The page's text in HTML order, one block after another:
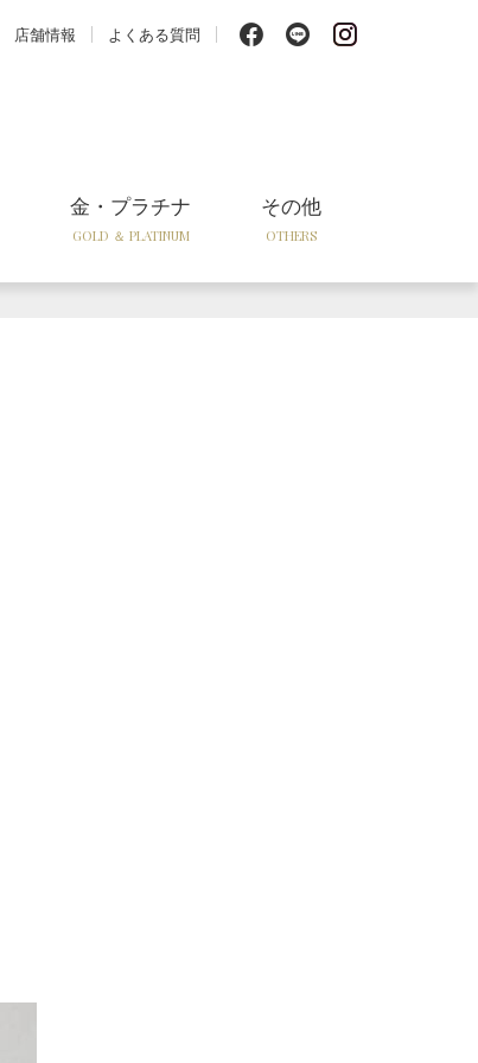
金・プラチナ
GOLD ＆ PLATINUM
その他
OTHERS
店舗情報 よくある質問 f l i